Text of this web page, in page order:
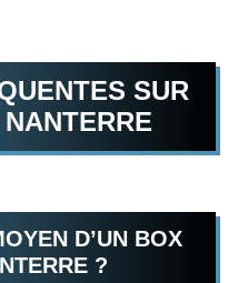
SUR
D’UN BOX
?